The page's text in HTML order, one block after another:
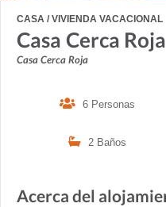
CASA / VIVIENDA VACACIONAL
Casa Cerca Roja
Casa Cerca Roja
6 Personas
2 Baños
Acerca del